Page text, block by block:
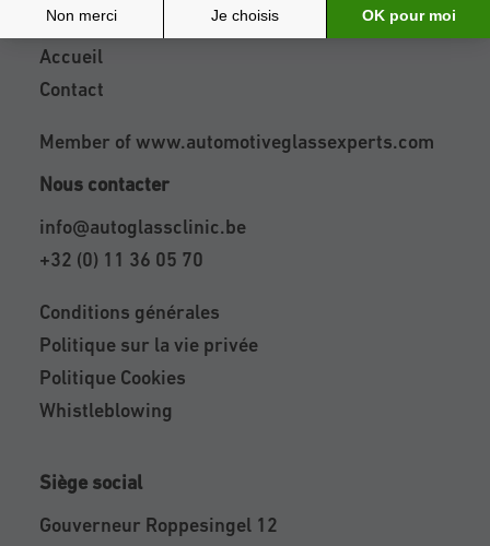
Sitemap
Accueil
Contact
Member ofwww.automotiveglassexperts.com
Nous contacter
info@autoglassclinic.be
+32 (0) 11 36 05 70
Conditions générales
Politique sur la vie privée
Politique Cookies
Whistleblowing
Siège social
Gouverneur Roppesingel 12